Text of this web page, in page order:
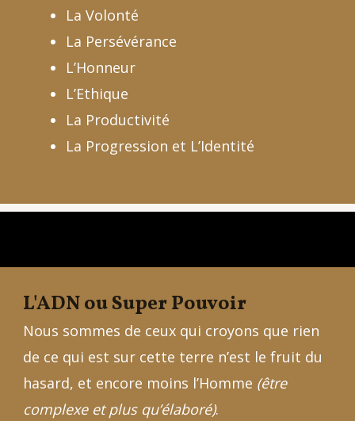
La Volonté
La Persévérance
L’Honneur
L’Ethique
La Productivité
La Progression et L’Identité
L'ADN ou Super Pouvoir
Nous sommes de ceux qui croyons que rien
de ce qui est sur cette terre n’est le fruit du
hasard, et encore moins l’Homme (être
complexe et plus qu’élaboré).